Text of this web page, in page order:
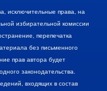
исключительные права, на
избирательной комиссии
перепечатка
без письменного
прав автора будет
законодательства.
входящих в состав